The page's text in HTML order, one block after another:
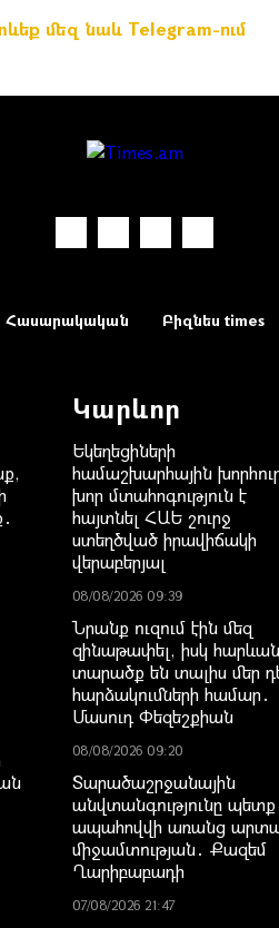
մեզ նաև Telegram-ում
Հասարակական Բիզնես times
Կարևոր
Եկեղեցիների
համաշխարհային
խոր մտահոգություն է
հայտնել ՀԱԵ շուրջ
ստեղծված իրավիճակի
վերաբերյալ
08/08/2026 09:39
Նրանք ուզում էին մեզ
զինաթափել, իսկ
տարածք են տալիս մեր
հարձակումների համար․
Մասուդ Փեզեշքիան
08/08/2026 09:20
Տարածաշրջանային
անվտանգությունը պետք
ապահովվի առանց
միջամտության․ Քազեմ
Ղարիբաբադի
07/08/2026 21:47